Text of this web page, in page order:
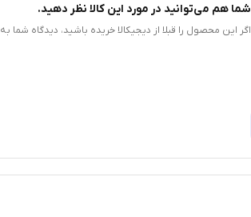
شما هم می‌توانید در مورد این کالا نظر دهید.
اگر این محصول را قبلا از دیجیکالا خریده باشید، دیدگاه